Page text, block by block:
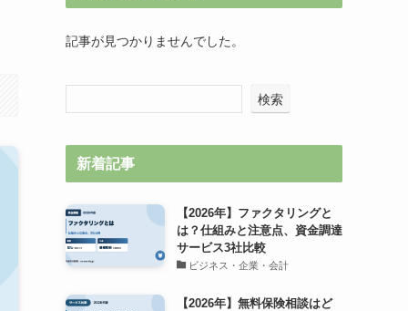
記事が見つかりませんでした。
検索
新着記事
【2026年】ファクタリングと
は？仕組みと注意点、資金調達
サービス3社比較
ビジネス・企業・会計
【2026年】無料保険相談はど